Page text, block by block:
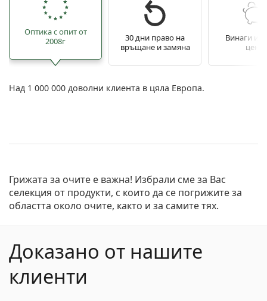
Оптика с опит от
2008г
30 дни право на
връщане и замяна
Винаги
цени
Над 1 000 000 доволни клиента в цяла Европа.
Грижата за очите е важна! Избрали сме за Вас
селекция от продукти, с които да се погрижите за
областта около очите, както и за самите тях.
Доказано от нашите
клиенти